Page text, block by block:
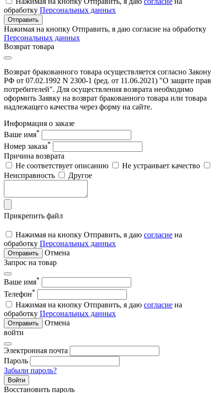
обработку Персональных данных
Отправить
Нажимая на кнопку Отправить, я даю согласие на обработку
Персональных данных
Возврат товара
Возврат бракованного товара осуществляется согласно Закону
РФ от 07.02.1992 N 2300-1 (ред. от 11.06.2021) "О защите прав
потребителей". Для осуществления возврата необходимо
оформить Заявку на возврат бракованного товара или товара
надлежащего качества через форму на сайте.
Информация о заказе
Ваше имя*
Номер заказа*
Причина возврата
Не соответствует описанию
Не устраивает качество
Неисправность
Другое
Прикрепить файл
Нажимая на кнопку Отправить, я даю согласие на
обработку Персональных данных
Отправить
Отмена
Запрос на товар
Ваше имя*
Телефон*
Нажимая на кнопку Отправить, я даю согласие на
обработку Персональных данных
Отправить
Отмена
войти
Электронная почта
Пароль
Забыли пароль?
Войти
Восстановить пароль